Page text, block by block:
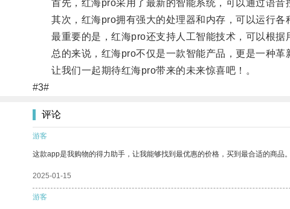
首先，红海pro采用了最新的智能系统，可以通过语音
其次，红海pro拥有强大的处理器和内存，可以运行各
最重要的是，红海pro还支持人工智能技术，可以根据
总的来说，红海pro不仅是一款智能产品，更是一种革
让我们一起期待红海pro带来的未来惊喜吧！。
#3#
评论
游客
这款app是我购物的得力助手，让我能够找到最优惠的价格，买到最合适的商品。
2025-01-15
游客